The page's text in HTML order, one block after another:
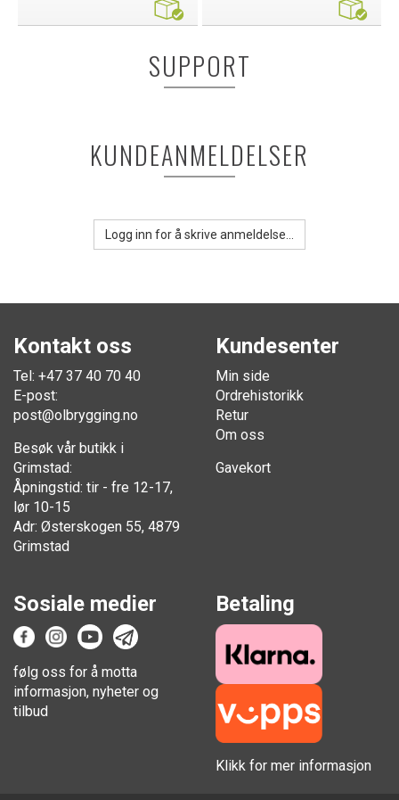
SUPPORT
KUNDEANMELDELSER
Logg inn for å skrive anmeldelse...
Kontakt oss
Tel: +47 37 40 70 40
E-post:
post@olbrygging.no
Besøk vår butikk i
Grimstad:
Åpningstid: tir - fre 12-17,
lør 10-15
Adr: Østerskogen 55, 4879
Grimstad
Kundesenter
Min side
Ordrehistorikk
Retur
Om oss
Gavekort
Sosiale medier
følg oss for å motta
informasjon, nyheter og
tilbud
Betaling
Klikk for mer informasjon